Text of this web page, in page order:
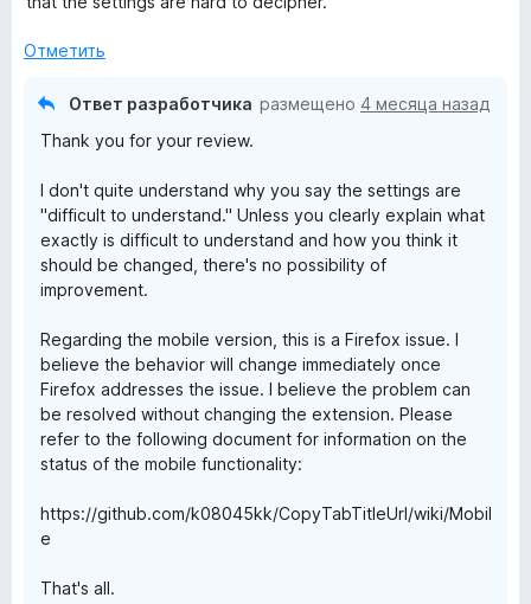
l
e
U
r
l
»
5
н
Отметить
Ответ разработчика размещено 4 месяца назад
Thank you for your review.
I don't quite understand why you say the settings are
"difficult to understand." Unless you clearly explain what
exactly is difficult to understand and how you think it
should be changed, there's no possibility of
improvement.
Regarding the mobile version, this is a Firefox issue. I
believe the behavior will change immediately once
Firefox addresses the issue. I believe the problem can
be resolved without changing the extension. Please
refer to the following document for information on the
status of the mobile functionality:
https://github.com/k08045kk/CopyTabTitleUrl/wiki/Mobil
e
That's all.